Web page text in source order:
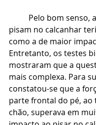
Pelo bom senso,
pisam no calcanhar
como a de maior
Entretanto, os testes
mostraram que a
mais complexa. Para
constatou-se que a
parte frontal do pé, ao
chão, superava em